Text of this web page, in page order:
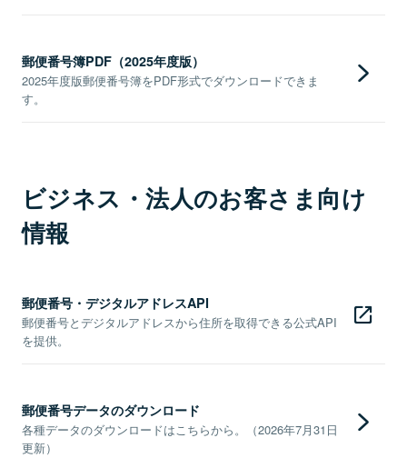
郵便番号簿PDF（2025年度版）
2025年度版郵便番号簿をPDF形式でダウンロードできま
す。
ビジネス・法人のお客さま向け
情報
郵便番号・デジタルアドレスAPI
郵便番号とデジタルアドレスから住所を取得できる公式API
を提供。
郵便番号データのダウンロード
各種データのダウンロードはこちらから。（2026年7月31日
更新）